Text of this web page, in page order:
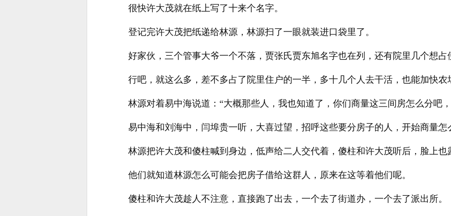
很快许大茂就在纸上写了十来个名字。
登记完许大茂把纸递给林源，林源扫了一眼就装进口袋里了。
好家伙，三个管事大爷一个不落，贾张氏贾东旭名字也在列，还有院里几个想占
行吧，就这么多，差不多占了院里住户的一半，多十几个人去干活，也能加快农
林源对着易中海说道：“大概那些人，我也知道了，你们商量这三间房怎么分吧
易中海和刘海中，闫埠贵一听，大喜过望，招呼这些要分房子的人，开始商量怎
林源把许大茂和傻柱喊到身边，低声给二人交代着，傻柱和许大茂听后，脸上也
他们就知道林源怎么可能会把房子借给这群人，原来在这等着他们呢。
傻柱和许大茂趁人不注意，直接跑了出去，一个去了街道办，一个去了派出所。